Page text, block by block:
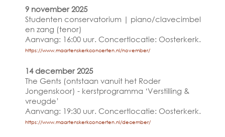
9 november 2025
Studenten conservatorium | piano/clavecimbel
en zang (tenor)
Aanvang: 16:00 uur. Concertlocatie: Oosterkerk.
https://www.maartenskerkconcerten.nl/november/
14 december 2025
The Gents (ontstaan vanuit het Roder
Jongenskoor) - kerstprogramma ‘Verstilling &
vreugde’
Aanvang: 19:30 uur. Concertlocatie: Oosterkerk.
https://www.maartenskerkconcerten.nl/december/